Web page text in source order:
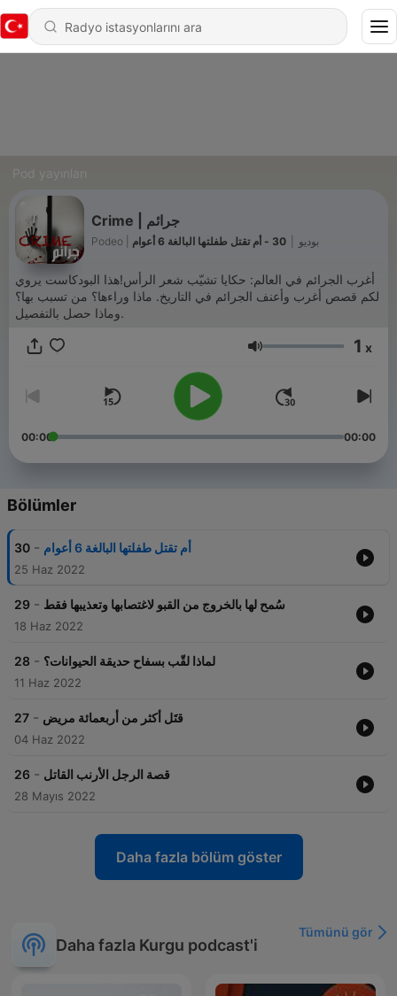
Pod yayınları
Crime | جرائم
Podeo | بوديو 30 - أم تقتل طفلتها البالغة 6 أعوام
أغرب الجرائم في العالم: حكايا تشيّب شعر الرأس!هذا البودكاست يروي
لكم قصص أغرب وأعنف الجرائم في التاريخ. ماذا وراءها؟ من تسبب بها؟
وماذا حصل بالتفصيل.
Ses 1 x
00:00 00:00
Bölümler
30 - أم تقتل طفلتها البالغة 6 أعوام
25 Haz 2022
29 - سُمح لها بالخروج من القبو لاغتصابها وتعذيبها فقط
18 Haz 2022
28 - لماذا لقّب بسفاح حديقة الحيوانات؟
11 Haz 2022
27 - قتَل أكثر من أربعمائة مريض
04 Haz 2022
26 - قصة الرجل الأرنب القاتل
28 Mayıs 2022
Daha fazla bölüm göster
Daha fazla Kurgu podcast'i
Tümünü gör